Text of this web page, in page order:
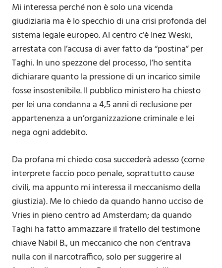
Mi interessa perché non è solo una vicenda
giudiziaria ma è lo specchio di una crisi profonda del
sistema legale europeo. Al centro c’è Inez Weski,
arrestata con l’accusa di aver fatto da “postina” per
Taghi. In uno spezzone del processo, l’ho sentita
dichiarare quanto la pressione di un incarico simile
fosse insostenibile. Il pubblico ministero ha chiesto
per lei una condanna a 4,5 anni di reclusione per
appartenenza a un’organizzazione criminale e lei
nega ogni addebito.
Da profana mi chiedo cosa succederà adesso (come
interprete faccio poco penale, soprattutto cause
civili, ma appunto mi interessa il meccanismo della
giustizia). Me lo chiedo da quando hanno ucciso de
Vries in pieno centro ad Amsterdam; da quando
Taghi ha fatto ammazzare il fratello del testimone
chiave Nabil B., un meccanico che non c’entrava
nulla con il narcotraffico, solo per suggerire al